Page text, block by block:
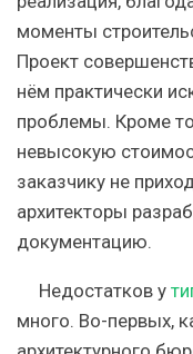
моменты
Проект
нём практически
проблемы. Кроме
невысокую
заказчику не
архитекторы
документацию.
Недостатков у
много. Во-первых,